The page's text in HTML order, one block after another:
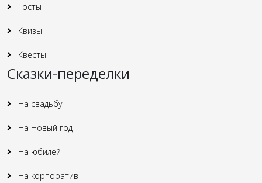
Тосты
Квизы
Квесты
Сказки-переделки
На свадьбу
На Новый год
На юбилей
На корпоратив